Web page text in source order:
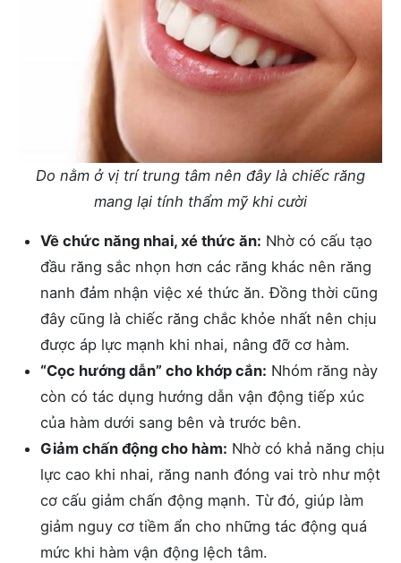
Do nằm ở vị trí trung tâm nên đây là chiếc răng
mang lại tính thẩm mỹ khi cười
Về chức năng nhai, xé thức ăn: Nhờ có cấu tạo
đầu răng sắc nhọn hơn các răng khác nên răng
nanh đảm nhận việc xé thức ăn. Đồng thời cũng
đây cũng là chiếc răng chắc khỏe nhất nên chịu
được áp lực mạnh khi nhai, nâng đỡ cơ hàm.
“Cọc hướng dẫn” cho khớp cắn: Nhóm răng này
còn có tác dụng hướng dẫn vận động tiếp xúc
của hàm dưới sang bên và trước bên.
Giảm chấn động cho hàm: Nhờ có khả năng chịu
lực cao khi nhai, răng nanh đóng vai trò như một
cơ cấu giảm chấn động mạnh. Từ đó, giúp làm
giảm nguy cơ tiềm ẩn cho những tác động quá
mức khi hàm vận động lệch tâm.